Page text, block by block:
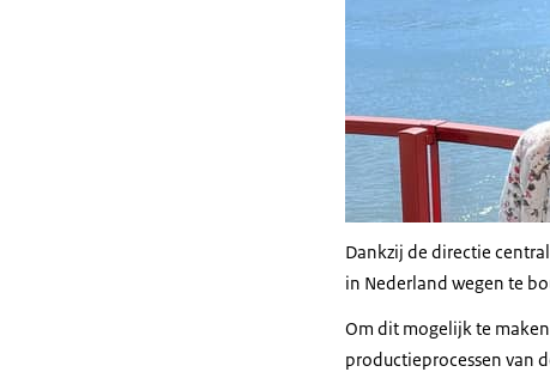
Dankzij de directie
in Nederland wegen te
Om dit mogelijk te
productieprocessen van